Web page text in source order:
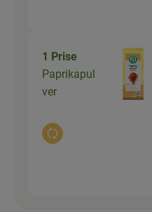
1 Prise
Paprikapul
ver
Auswahl ändern